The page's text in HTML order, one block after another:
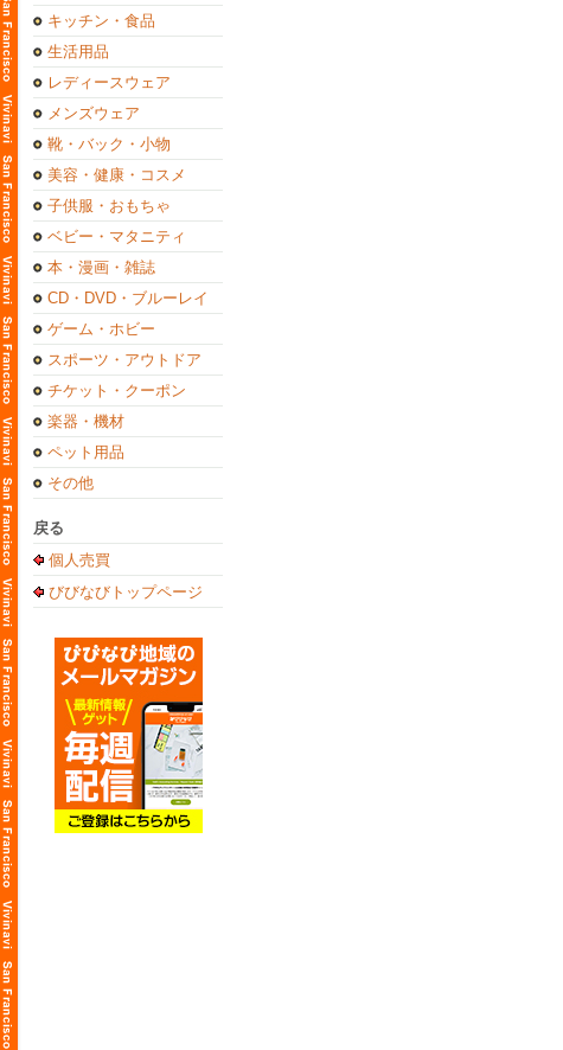
キッチン・食品
生活用品
レディースウェア
メンズウェア
靴・バック・小物
美容・健康・コスメ
子供服・おもちゃ
ベビー・マタニティ
本・漫画・雑誌
CD・DVD・ブルーレイ
ゲーム・ホビー
スポーツ・アウトドア
チケット・クーポン
楽器・機材
ペット用品
その他
戻る
個人売買
びびなびトップページ